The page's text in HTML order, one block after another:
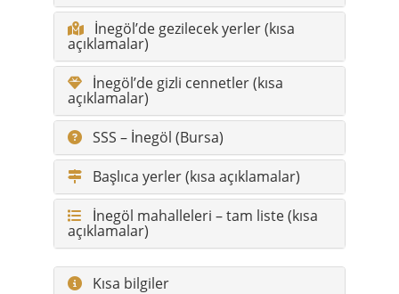
İnegöl’de gezilecek yerler (kısa
açıklamalar)
İnegöl’de gizli cennetler (kısa
açıklamalar)
SSS – İnegöl (Bursa)
Başlıca yerler (kısa açıklamalar)
İnegöl mahalleleri – tam liste (kısa
açıklamalar)
Kısa bilgiler